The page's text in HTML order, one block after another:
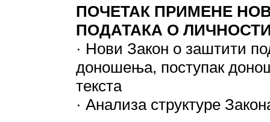
ПОЧЕТАК ПРИМЕНЕ
ПОДАТАКА О
· Нови Закон о заштити
доношења, поступак
текста
· Анализа структуре